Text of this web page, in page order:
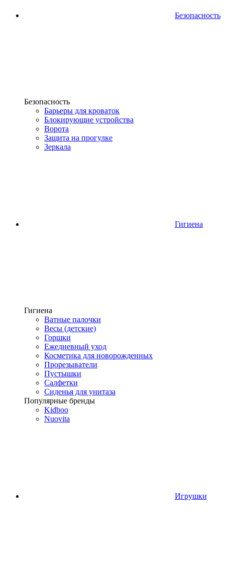
Безопасность
Безопасность
Барьеры для кроваток
Блокирующие устройства
Ворота
Защита на прогулке
Зеркала
Гигиена
Гигиена
Ватные палочки
Весы (детские)
Горшки
Ежедневный уход
Косметика для новорожденных
Прорезыватели
Пустышки
Салфетки
Сиденья для унитаза
Популярные бренды
Kidboo
Nuovita
Игрушки